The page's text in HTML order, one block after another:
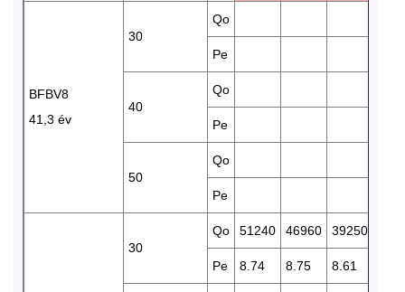
BFBV8
41,3 év
30
Qo
Pe
40
Qo
Pe
50
Qo
Pe
30
Qo 51240 46960 39250
Pe 8.74 8.75 8.61